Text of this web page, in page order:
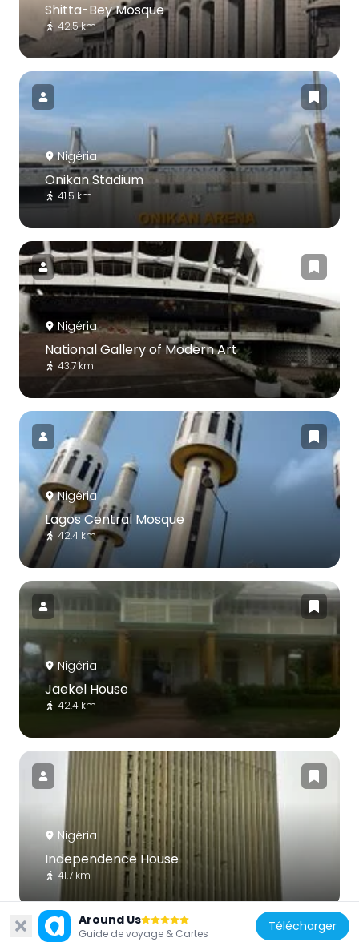
Shitta-Bey Mosque
42.5 km
Nigéria
Onikan Stadium
41.5 km
Nigéria
National Gallery of Modern Art
43.7 km
Nigéria
Lagos Central Mosque
42.4 km
Nigéria
Jaekel House
42.4 km
Nigéria
Independence House
41.7 km
Around Us
Guide de voyage & Cartes Télécharger